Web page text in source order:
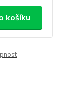
košíku